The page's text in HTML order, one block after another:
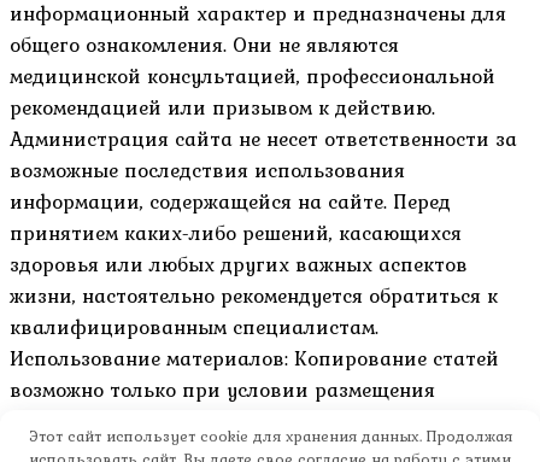
информационный характер и предназначены для
общего ознакомления. Они не являются
медицинской консультацией, профессиональной
рекомендацией или призывом к действию.
Администрация сайта не несет ответственности за
возможные последствия использования
информации, содержащейся на сайте. Перед
принятием каких-либо решений, касающихся
здоровья или любых других важных аспектов
жизни, настоятельно рекомендуется обратиться к
квалифицированным специалистам.
Использование материалов: Копирование статей
возможно только при условии размещения
указание авторства.
Этот сайт использует cookie для хранения данных. Продолжая